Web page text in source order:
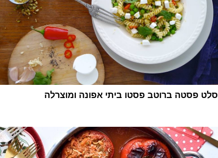
סלט פסטה ברוטב פסטו ביתי אפונה ומוצרלה